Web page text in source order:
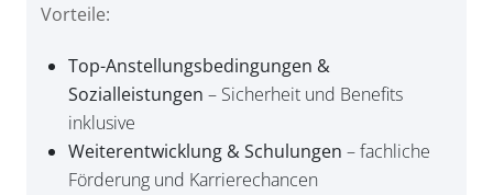
Vorteile:
Top-Anstellungsbedingungen &
Sozialleistungen – Sicherheit und Benefits
inklusive
Weiterentwicklung & Schulungen – fachliche
Förderung und Karrierechancen